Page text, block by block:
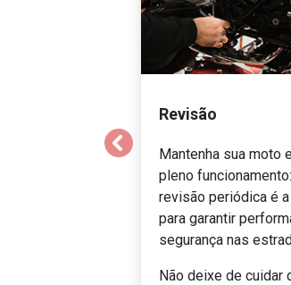
Revisão
Mantenha sua moto
pleno
revisão periódica é
para garantir
segurança nas
Não deixe de cuidar
templates.template-